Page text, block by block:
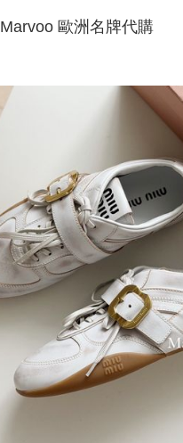
Marvoo 歐洲名牌代購